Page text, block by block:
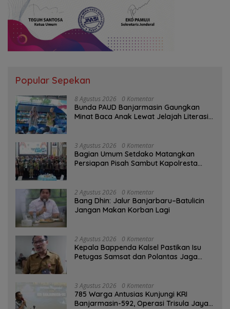
Popular Sepekan
8 Agustus 2026 0 Komentar
Bunda PAUD Banjarmasin Gaungkan
Minat Baca Anak Lewat Jelajah Literasi
3 Agustus 2026 0 Komentar
Bagian Umum Setdako Matangkan
Persiapan Pisah Sambut Kapolresta
2 Agustus 2026 0 Komentar
Bang Dhin: Jalur Banjarbaru–Batulicin
Jangan Makan Korban Lagi
2 Agustus 2026 0 Komentar
Kepala Bappenda Kalsel Pastikan Isu
Petugas Samsat dan Polantas Jaga
3 Agustus 2026 0 Komentar
785 Warga Antusias Kunjungi KRI
Banjarmasin-592, Operasi Trisula Jaya